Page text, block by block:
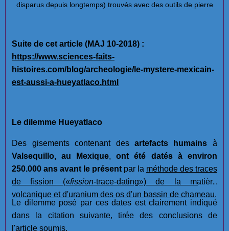
disparus depuis longtemps) trouvés avec des outils de pierre
Suite de cet article (MAJ 10-2018) :
https://www.sciences-faits-
histoires.com/blog/archeologie/le-mystere-mexicain-
est-aussi-a-hueyatlaco.html
Le dilemme Hueyatlaco
Des gisements contenant des artefacts humains à
Valsequillo, au Mexique, ont été datés à environ
250.000 ans avant le présent par la méthode des traces
de fission («fission-trace-dating») de la matière
volcanique et d'uranium des os d'un bassin de chameau.
Le dilemme posé par ces dates est clairement indiqué
dans la citation suivante, tirée des conclusions de
l'article soumis.